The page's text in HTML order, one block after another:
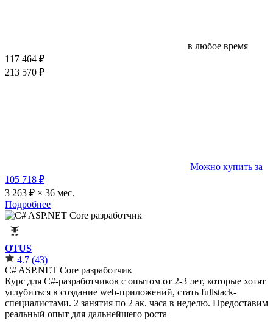
в любое время
117 464 ₽
213 570 ₽
Можно купить за
105 718 ₽
3 263 ₽ × 36 мес.
Подробнее
OTUS
4.7 (43)
C# ASP.NET Core разработчик
Курс для C#-разработчиков с опытом от 2-3 лет, которые хотят
углубиться в создание web-приложений, стать fullstack-
специалистами. 2 занятия по 2 ак. часа в неделю. Предоставим
реальный опыт для дальнейшего роста